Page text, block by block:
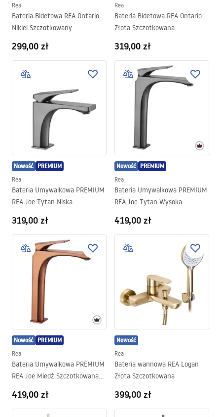
Rea
Bateria Bidetowa REA Ontario
Nikiel Szczotkowany
299,00 zł
Rea
Bateria Bidetowa REA Ontario
Złota Szczotkowana
319,00 zł
Nowość PREMIUM
Rea
Bateria Umywalkowa PREMIUM
REA Joe Tytan Niska
319,00 zł
Nowość PREMIUM
Rea
Bateria Umywalkowa PREMIUM
REA Joe Tytan Wysoka
419,00 zł
Nowość PREMIUM
Rea
Bateria Umywalkowa PREMIUM
REA Joe Miedź Szczotkowana
419,00 zł
Nowość
Rea
Bateria wannowa REA Logan
Złota Szczotkowana
399,00 zł